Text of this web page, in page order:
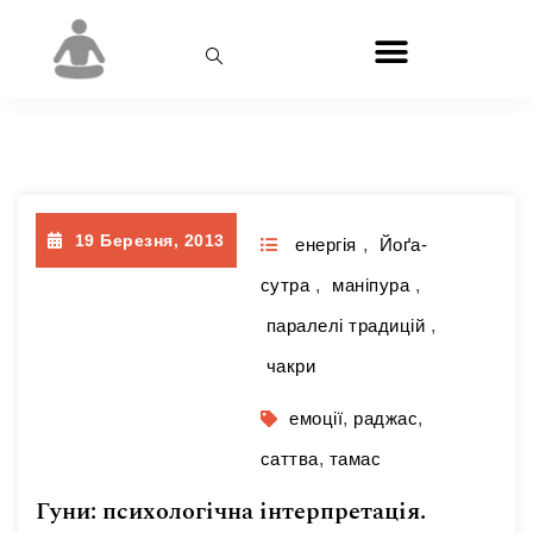
19 Березня, 2013 енергія ,
Йоґа-
сутра , маніпура ,
паралелі традицій ,
чакри
емоції, раджас,
саттва, тамас
Гуни: психологічна інтерпретація.